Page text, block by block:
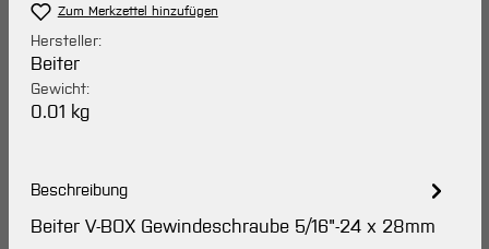
Zum Merkzettel hinzufügen
Hersteller:
Beiter
Gewicht:
0.01 kg
Beschreibung
Beiter V-BOX Gewindeschraube 5/16"-24 x 28mm